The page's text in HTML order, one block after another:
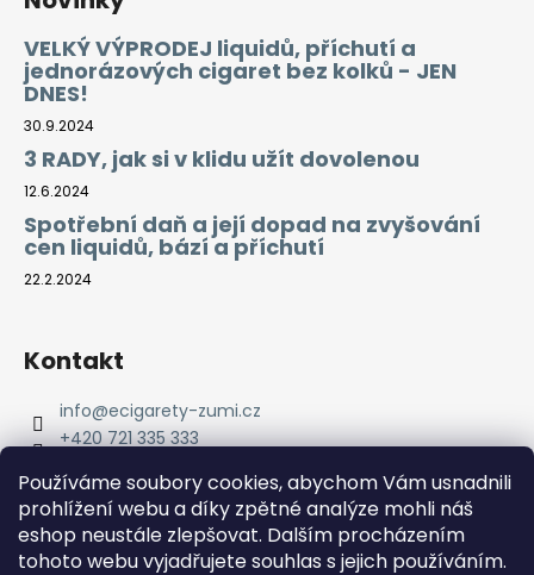
Používáme soubory cookies, abychom Vám usnadnili
prohlížení webu a díky zpětné analýze mohli náš
eshop neustále zlepšovat. Dalším procházením
tohoto webu vyjadřujete souhlas s jejich používáním.
VELKÝ VÝPRODEJ liquidů, příchutí a
jednorázových cigaret bez kolků - JEN
DNES!
30.9.2024
3 RADY, jak si v klidu užít dovolenou
12.6.2024
Spotřební daň a její dopad na zvyšování
cen liquidů, bází a příchutí
22.2.2024
Kontakt
info@ecigarety-zumi.cz
+420 721 335 333